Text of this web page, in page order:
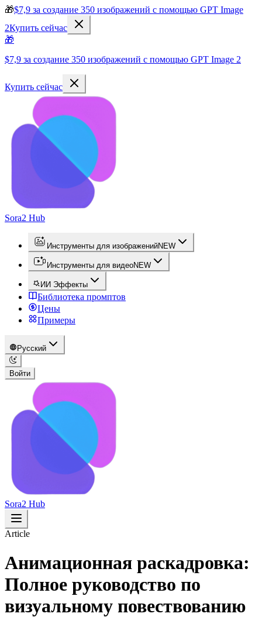
🎁$7,9 за создание 350 изображений с помощью GPT Image
2Купить сейчас
🎁
$7,9 за создание 350 изображений с помощью GPT Image 2
Купить сейчас
Sora2 Hub
Инструменты для изображенийNEW
Инструменты для видеоNEW
ИИ Эффекты
Библиотека промптов
Цены
Примеры
Русский
Войти
Sora2 Hub
Article
Анимационная раскадровка:
Полное руководство по
визуальному повествованию